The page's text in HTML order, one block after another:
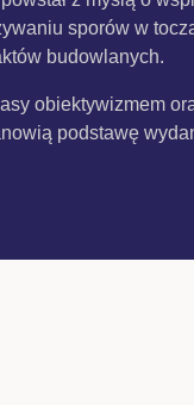
sporów w
budowlanych.
obiektywizmem
podstawę